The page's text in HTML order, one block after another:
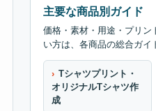
主要な商品別ガイド
価格・素材・用途・プリン
い方は、各商品の総合ガイ
Tシャツプリント・
オリジナルTシャツ作
成